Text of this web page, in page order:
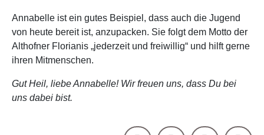
Annabelle ist ein gutes Beispiel, dass auch die Jugend
von heute bereit ist, anzupacken. Sie folgt dem Motto der
Althofner Florianis „jederzeit und freiwillig“ und hilft gerne
ihren Mitmenschen.
Gut Heil, liebe Annabelle! Wir freuen uns, dass Du bei
uns dabei bist.